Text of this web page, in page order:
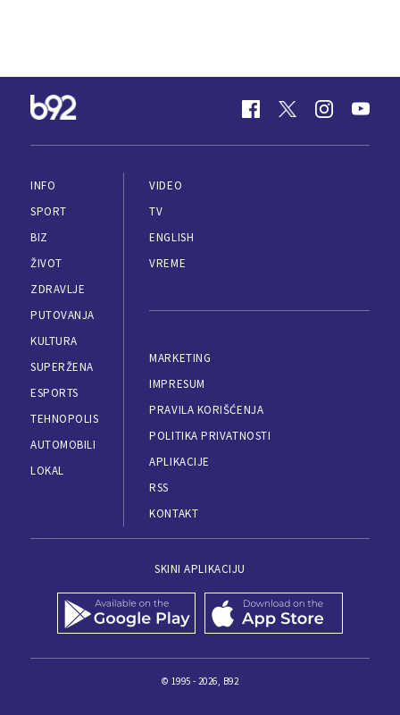
INFO
SPORT
BIZ
ŽIVOT
ZDRAVLJE
PUTOVANJA
KULTURA
SUPERŽENA
ESPORTS
TEHNOPOLIS
AUTOMOBILI
LOKAL
VIDEO
TV
ENGLISH
VREME
MARKETING
IMPRESUM
PRAVILA KORIŠĆENJA
POLITIKA PRIVATNOSTI
APLIKACIJE
RSS
KONTAKT
SKINI APLIKACIJU
© 1995 - 2026, B92